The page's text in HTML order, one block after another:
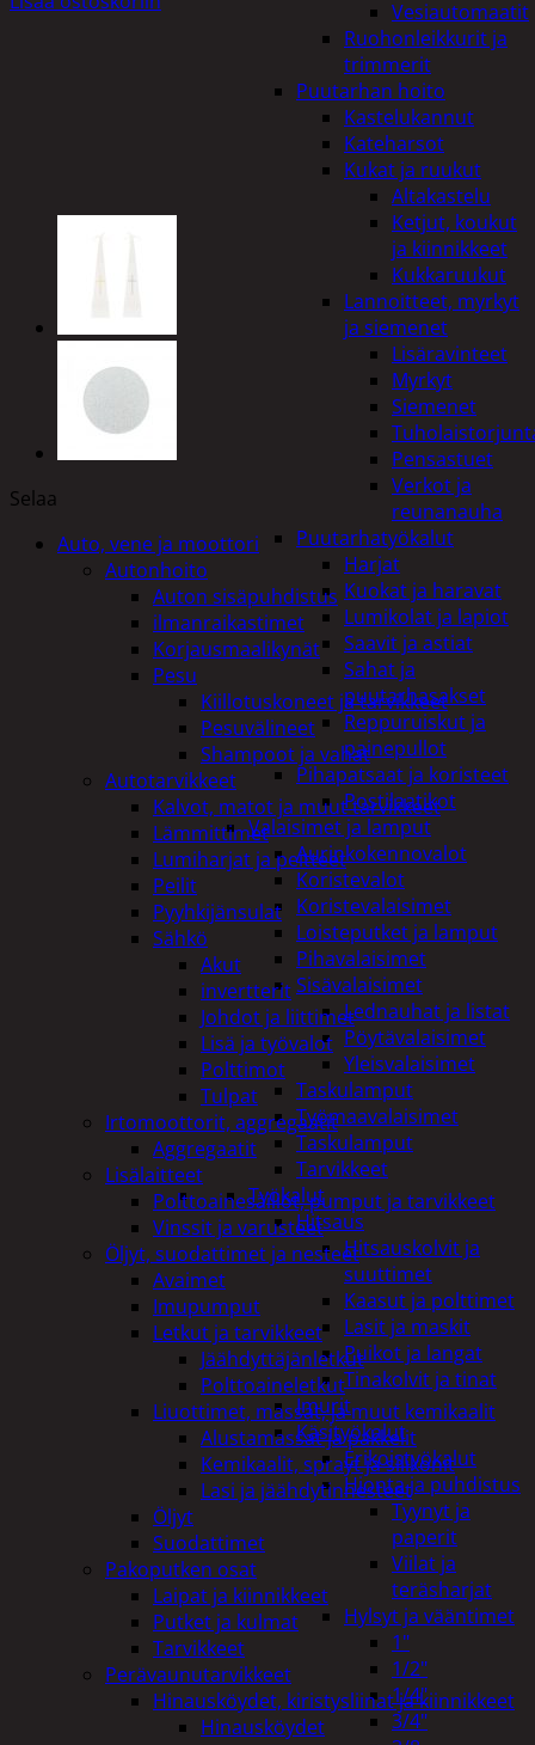
Vesiautomaatit
Ruohonleikkurit ja
trimmerit
Puutarhan hoito
Kastelukannut
Kateharsot
Kukat ja ruukut
Altakastelu
Ketjut, koukut
ja kiinnikkeet
Kukkaruukut
Lannoitteet, myrkyt
ja siemenet
Lisäravinteet
Myrkyt
Siemenet
Pensastuet
Verkot ja
reunanauha
Puutarhatyökalut
Harjat
Kuokat ja haravat
Lumikolat ja lapiot
Saavit ja astiat
Sahat ja
puutarhasakset
Reppuruiskut ja
painepullot
Pihapatsaat ja koristeet
Postilaatikot
Valaisimet ja lamput
Aurinkokennovalot
Koristevalot
Koristevalaisimet
Loisteputket ja lamput
Pihavalaisimet
Sisävalaisimet
Lednauhat ja listat
Pöytävalaisimet
Yleisvalaisimet
Taskulamput
Työmaavalaisimet
Taskulamput
Tarvikkeet
Työkalut
Hitsaus
Hitsauskolvit ja
suuttimet
Kaasut ja polttimet
Lasit ja maskit
Puikot ja langat
Tinakolvit ja tinat
Imurit
Käsityökalut
Erikoistyökalut
Hionta ja puhdistus
Tyynyt ja
paperit
Viilat ja
teräsharjat
Hylsyt ja vääntimet
1"
1/2"
1/4"
3/4"
Selaa
Auto, vene ja moottori
Autonhoito
Auton sisäpuhdistus
ilmanraikastimet
Korjausmaalikynät
Pesu
Kiillotuskoneet ja tarvikkeet
Pesuvälineet
Shampoot ja vahat
Autotarvikkeet
Kalvot, matot ja muut tarvikkeet
Lämmittimet
Lumiharjat ja peitteet
Peilit
Pyyhkijänsulat
Sähkö
Akut
invertterit
Johdot ja liittimet
Lisä ja työvalot
Polttimot
Tulpat
Irtomoottorit, aggregaatit
Aggregaatit
Lisälaitteet
Polttoainesäiliöt, pumput ja tarvikkeet
Vinssit ja varusteet
Öljyt, suodattimet ja nesteet
Avaimet
Imupumput
Letkut ja tarvikkeet
Jäähdyttäjänletkut
Polttoaineletkut
Liuottimet, massat, ja muut kemikaalit
Alustamassat ja pakkelit
Kemikaalit, sprayt ja silikonit
Lasi ja jäähdytinnesteet
Öljyt
Suodattimet
Pakoputken osat
Laipat ja kiinnikkeet
Putket ja kulmat
Tarvikkeet
Perävaunutarvikkeet
Hinausköydet, kiristysliinat ja kiinnikkeet
Hinausköydet